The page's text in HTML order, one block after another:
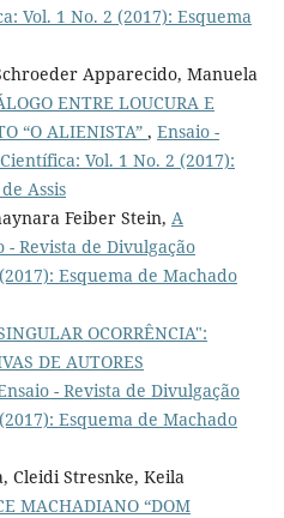
Vol. 1 No. 2 (2017): Esquema
Apparecido, Manuela
ENTRE LOUCURA E
“O ALIENISTA” , Ensaio -
Vol. 1 No. 2 (2017):
Assis
Feiber Stein, A
- Revista de Divulgação
Esquema de Machado
OCORRÊNCIA":
DE AUTORES
- Revista de Divulgação
Esquema de Machado
Cleidi Stresnke, Keila
MACHADIANO “DOM